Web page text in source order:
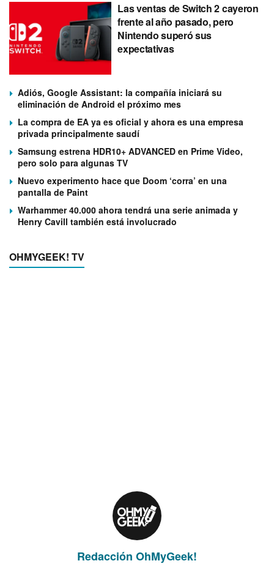
Las ventas de Switch 2 cayeron
frente al año pasado, pero
Nintendo superó sus
expectativas
Adiós, Google Assistant: la compañía iniciará su
eliminación de Android el próximo mes
La compra de EA ya es oficial y ahora es una empresa
privada principalmente saudí
Samsung estrena HDR10+ ADVANCED en Prime Video,
pero solo para algunas TV
Nuevo experimento hace que Doom ‘corra’ en una
pantalla de Paint
Warhammer 40.000 ahora tendrá una serie animada y
Henry Cavill también está involucrado
OHMYGEEK! TV
Redacción OhMyGeek!